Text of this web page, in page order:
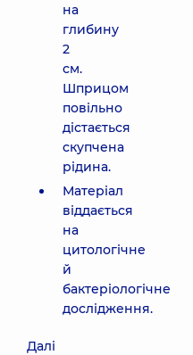
на
глибину
2
см.
Шприцом
повільно
дістається
скупчена
рідина.
Матеріал
віддається
на
цитологічне
й
бактеріологічне
дослідження.
Далі